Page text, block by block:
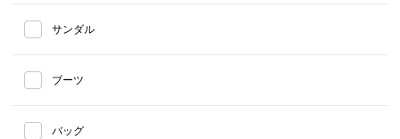
サンダル
ブーツ
バッグ